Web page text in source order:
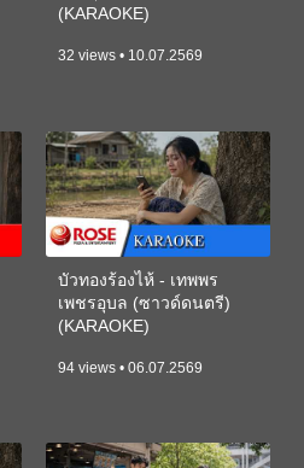
(KARAOKE)
32 views • 10.07.2569
บัวทองร้องไห้ - เทพพร
เพชรอุบล (ซาวด์ดนตรี)
(KARAOKE)
94 views • 06.07.2569